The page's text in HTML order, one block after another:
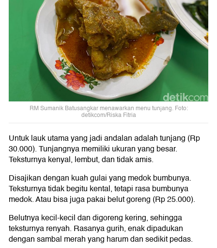
RM Sumanik Batusangkar menawarkan menu tunjang. Foto:
detikcom/Riska Fitria
Untuk lauk utama yang jadi andalan adalah tunjang (Rp
30.000). Tunjangnya memiliki ukuran yang besar.
Teksturnya kenyal, lembut, dan tidak amis.
Disajikan dengan kuah gulai yang medok bumbunya.
Teksturnya tidak begitu kental, tetapi rasa bumbunya
medok. Atau bisa juga pakai belut goreng (Rp 25.000).
Belutnya kecil-kecil dan digoreng kering, sehingga
teksturnya renyah. Rasanya gurih, enak dipadukan
dengan sambal merah yang harum dan sedikit pedas.